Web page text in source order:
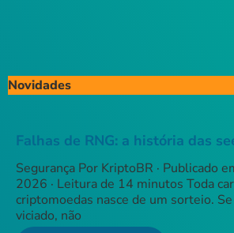
Novidades
Falhas de RNG: a história das
Segurança Por KriptoBR · Publicado
2026 · Leitura de 14 minutos Toda
criptomoedas nasce de um sorteio.
viciado, não